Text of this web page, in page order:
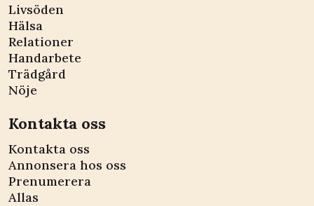
Livsöden
Hälsa
Relationer
Handarbete
Trädgård
Nöje
Kontakta oss
Kontakta oss
Annonsera hos oss
Prenumerera
Allas